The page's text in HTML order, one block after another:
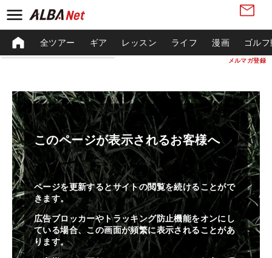
メルマガ登録
全ツアー ギア レッスン ライフ 漫画 ゴル
このページが表示されるお客様へ
ページを更新するとサイトの閲覧を続けることがで
きます。
広告ブロッカーやトラッキング防止機能をオンにし
ている場合、この画面が頻繁に表示されることがあ
ります。